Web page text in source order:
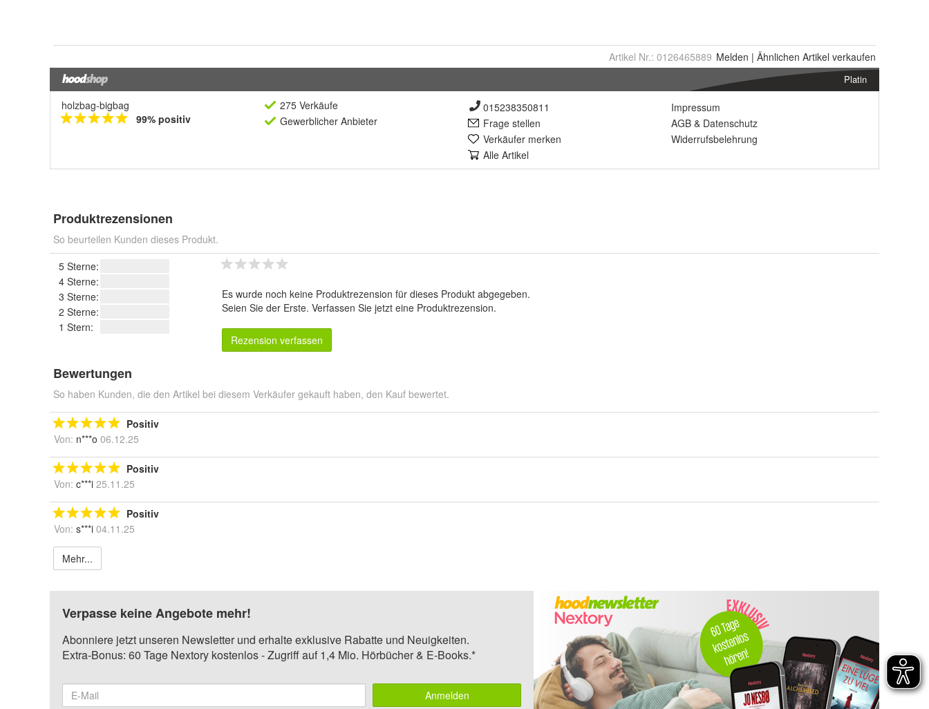
Artikel Nr.: 0126465889 Melden | Ähnlichen Artikel verkaufen
Platin
holzbag-bigbag
99% positiv
275 Verkäufe
Gewerblicher Anbieter
015238350811
Frage stellen
Verkäufer merken
Alle Artikel
Impressum
AGB & Datenschutz
Widerrufsbelehrung
Produktrezensionen
So beurteilen Kunden dieses Produkt.
5 Sterne:
4 Sterne:
3 Sterne:
2 Sterne:
1 Stern:
Es wurde noch keine Produktrezension für dieses Produkt abgegeben.
Seien Sie der Erste. Verfassen Sie jetzt eine Produktrezension.
Rezension verfassen
Bewertungen
So haben Kunden, die den Artikel bei diesem Verkäufer gekauft haben, den Kauf bewertet.
Positiv
Von: n***o 06.12.25
Positiv
Von: c***i 25.11.25
Positiv
Von: s***i 04.11.25
Mehr...
Verpasse keine Angebote mehr!
Abonniere jetzt unseren Newsletter und erhalte exklusive Rabatte und Neuigkeiten.
Extra-Bonus: 60 Tage Nextory kostenlos - Zugriff auf 1,4 Mio. Hörbücher & E-Books.*
Anmelden